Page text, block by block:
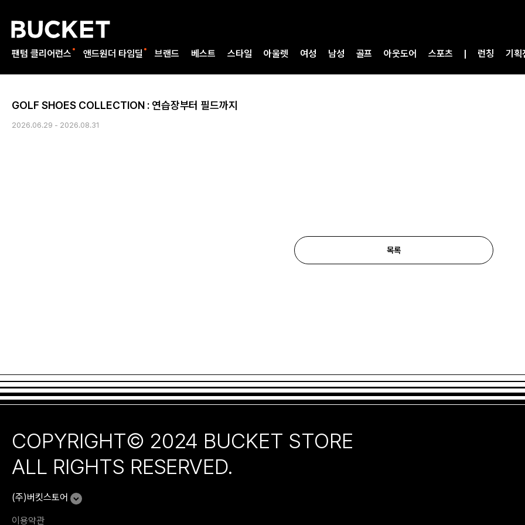
팬텀 클리어런스 앤드원더 타임딜 브랜드 베스트 스타일 아울렛 여성 남성 골프 아웃도어 스포츠 런칭 기획
GOLF SHOES COLLECTION : 연습장부터 필드까지
2026.06.29 - 2026.08.31
목록
COPYRIGHT© 2024 BUCKET STORE
ALL RIGHTS RESERVED.
(주)버킷스토어
이용약관